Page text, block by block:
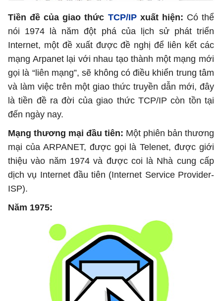
Tiền đề của giao thức TCP/IPxuất hiện: Có thể
nói 1974 là năm đột phá của lịch sử phát triển
Internet, một đề xuất được đề nghị để liên kết các
mạng Arpanet lại với nhau tạo thành một mạng mới
gọi là “liên mạng”, sẽ không có điều khiển trung tâm
và làm việc trên một giao thức truyền dẫn mới, đây
là tiền đề ra đời của giao thức TCP/IP còn tồn tại
đến ngày nay.
Mạng thương mại đầu tiên: Một phiên bản thương
mại của ARPANET, được gọi là Telenet, được giới
thiệu vào năm 1974 và được coi là Nhà cung cấp
dịch vụ Internet đầu tiên (Internet Service Provider-
ISP).
Năm 1975: